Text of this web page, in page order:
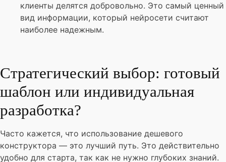
клиенты делятся добровольно. Это самый ценный
вид информации, который нейросети считают
наиболее надежным.
Стратегический выбор: готовый
шаблон или индивидуальная
разработка?
Часто кажется, что использование дешевого
конструктора — это лучший путь. Это действительно
удобно для старта, так как не нужно глубоких знаний.